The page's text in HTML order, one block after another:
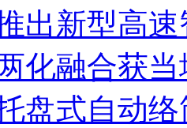
出新型高
化融合获
盘式自动